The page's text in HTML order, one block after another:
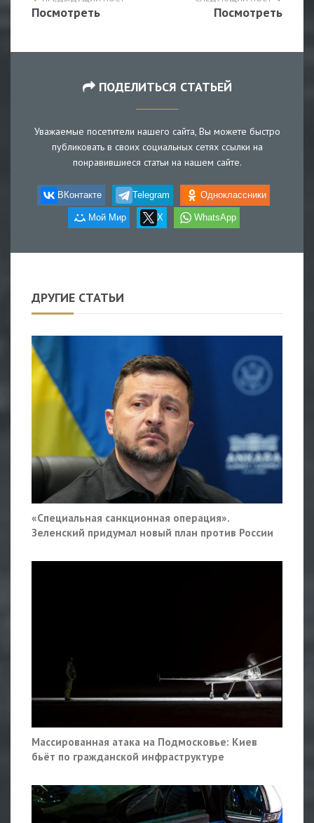
Посмотреть Посмотреть
ПОДЕЛИТЬСЯ СТАТЬЕЙ
Уважаемые посетители нашего сайта, Вы можете быстро
публиковать в своих социальных сетях ссылки на
понравившиеся статьи на нашем сайте.
ВКонтакте Telegram Одноклассники
Мой Мир X WhatsApp
ДРУГИЕ СТАТЬИ
«Специальная санкционная операция».
Зеленский придумал новый план против России
Массированная атака на Подмосковье: Киев
бьёт по гражданской инфраструктуре